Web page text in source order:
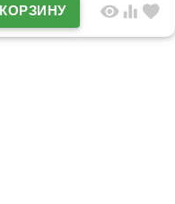
visibility equalizer favorite